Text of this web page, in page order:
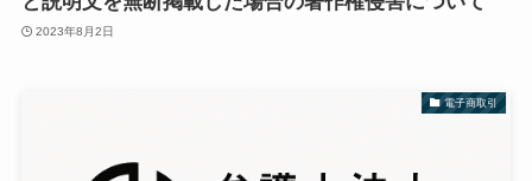
2023年8月2日
電子商取引